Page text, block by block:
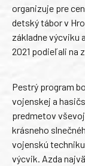
organizuje pre
detský tábor v
základne výcviku
2021 podieľali na
Pestrý program
vojenskej a
predmetov
krásneho
vojenskú
výcvik. Azda